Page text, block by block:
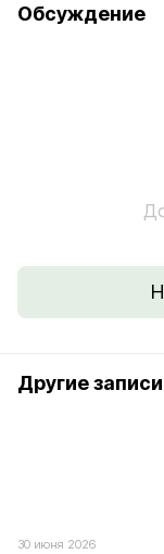
Обсуждение
Другие записи
30 июня 2026